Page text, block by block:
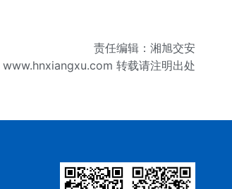
责任编辑：湘旭交安
www.hnxiangxu.com 转载请注明出处